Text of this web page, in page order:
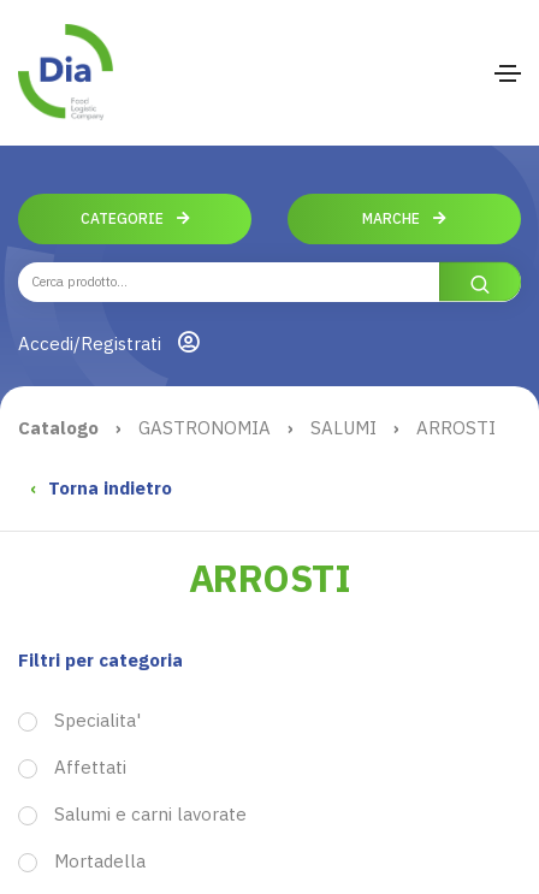
CATEGORIE MARCHE
Accedi/Registrati
Catalogo › GASTRONOMIA › SALUMI › ARROSTI
‹ Torna indietro
ARROSTI
Filtri per categoria
Specialita'
Affettati
Salumi e carni lavorate
Mortadella